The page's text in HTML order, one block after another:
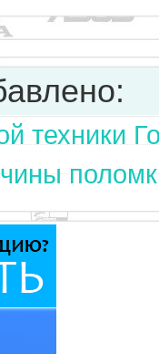
техники